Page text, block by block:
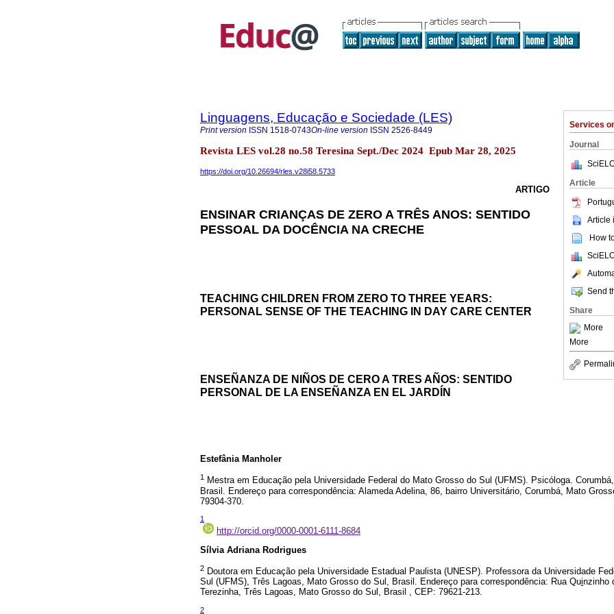
Services
Journal
Article
Article
How
Send
Share
More
More
Linguagens, Educação e Sociedade (LES)
Print version ISSN 1518-0743On-line version ISSN 2526-8449
Revista LES vol.28 no.58 Teresina Sept./Dec 2024 Epub Mar 28, 2025
https://doi.org/10.26694/rles.v28i58.5733
ARTIGO
ENSINAR CRIANÇAS DE ZERO A TRÊS ANOS: SENTIDO
PESSOAL DA DOCÊNCIA NA CRECHE
TEACHING CHILDREN FROM ZERO TO THREE YEARS:
PERSONAL SENSE OF THE TEACHING IN DAY CARE CENTER
ENSEÑANZA DE NIÑOS DE CERO A TRES AÑOS: SENTIDO
PERSONAL DE LA ENSEÑANZA EN EL JARDÍN
Estefânia Manholer
1
Mestra em Educação pela Universidade Federal do Mato Grosso do Sul (UFMS). Psicóloga.
Brasil. Endereço para correspondência: Alameda Adelina, 86, bairro Universitário, Corumbá, Mato
79304-370.
1
http://orcid.org/0000-0001-6111-8684
Sílvia Adriana Rodrigues
2 Doutora em Educação pela Universidade Estadual Paulista (UNESP). Professora da Universidade
Sul (UFMS), Três Lagoas, Mato Grosso do Sul, Brasil. Endereço para correspondência: Rua Quinzinho
Terezinha, Três Lagoas, Mato Grosso do Sul, Brasil , CEP: 79621-213.
2